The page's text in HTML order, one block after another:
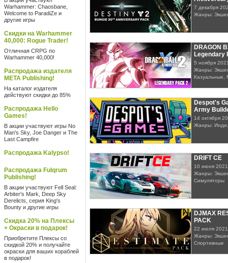
Warhammer: Chaosbane,
Welcome to ParadiZe и
другие игры
Скидки на Warhammer
40,000: Rogue Trader!
Отличная CRPG по
Warhammer 40,000!
Распродажа издателя
META Publishing!
На каталог издателя
действуют скидки до 85%
Распродажа Hello
Games!
В акции участвуют игры No
Man's Sky, Joe Danger и The
Last Campfire
Распродажа Kalypso!
Распродажа Fulqrum
Publishing!
В акции участвуют Fell Seal:
Arbiter's Mark, Deep Sky
Derelicts, серия King's
Bounty и другие игры
Скидка 20% на Плексы
+ Окраски в подарок!
Приобретите Плексы со
скидкой 20% и получайте
окраски для ваших кораблей
в подарок!
7 декабря
Жанры:
DRAGON
Legendary
5 ноября
Жанры:
Казуальные,
Despot's
Army
14 октября
Жанры: Инди,
DRIFT CE
10 июня 2021
Жанры:
Симуляторы
DJMAX
PACK
22 июля 2021
Жанры:
Спортивные